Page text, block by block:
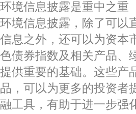
环境信息披露是重中之重
环境信息披露，除了可以
信息之外，还可以为资本
色债券指数及相关产品、
提供重要的基础。这些产
品，可以为更多的投资者
融工具，有助于进一步强